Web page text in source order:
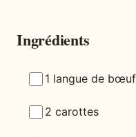
Ingrédients
1 langue de bœuf
2 carottes